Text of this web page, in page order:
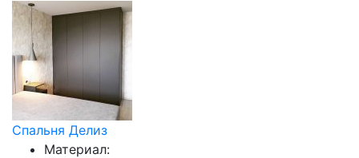
Спальня Делиз
Материал: